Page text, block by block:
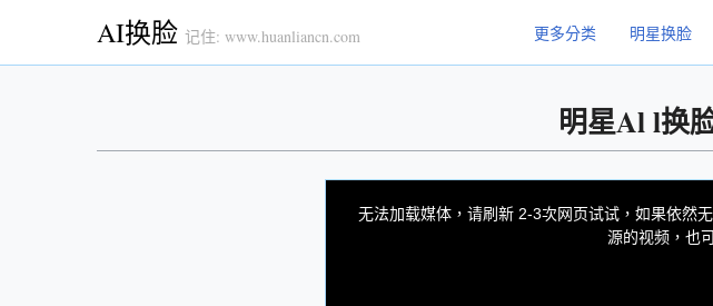
AI换脸 记住: www.huanliancn.com 更多分类 明星换脸
无法加载媒体，请刷新 2-3次网页试试，如果依然
源的视频，也